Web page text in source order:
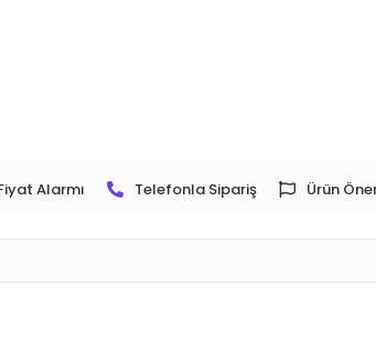
Alarmı Telefonla Sipariş Ürün